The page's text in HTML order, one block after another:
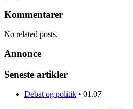
Kommentarer
No related posts.
Annonce
Seneste artikler
Debat og politik • 01.07